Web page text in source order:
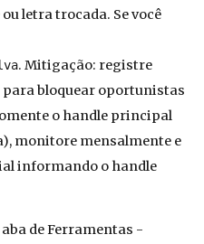
letra trocada. Se você
. Mitigação: registre
bloquear oportunistas
o handle principal
monitore mensalmente e
informando o handle